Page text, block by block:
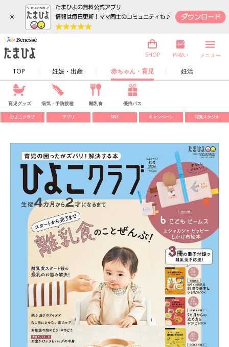
×
TOP 妊娠・出産 赤ちゃん・育児 妊活
SHOP 内祝い メニュー
育児グッズ 病気・予防接種 離乳食 優待パス
ひよこクラブ アプリ SNS キャンペーン 写真スタジオ